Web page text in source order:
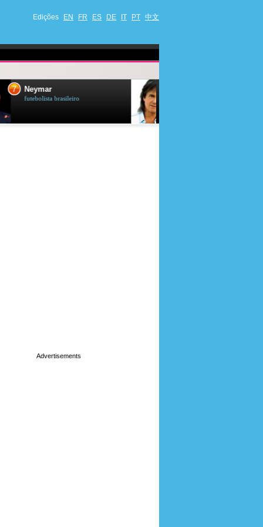
Edições EN FR ES DE IT PT 中文
8 Roberto Carlos
cantor et compositor brasileiro